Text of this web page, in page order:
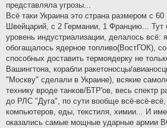
представляла угрозы...
Всё таки Украина это страна размером с
Швейцарий, с 2 Германии, 1 Францию... Тут
уровень индустриализации, делалось всё:
обогащалось ядерное топливо(ВостГОК),
способных доставить термоядерку не
Вашингтона, корабли ракетоносцы/
"Москву" сделали в Украине), всякие
технику вроде танков/БТР'ов, весь спектр
до РЛС "Дуга", по сути вообще всё-всё-
компьютеров, еды, текстиля, химии... И
оказались самые мощные ударные армии